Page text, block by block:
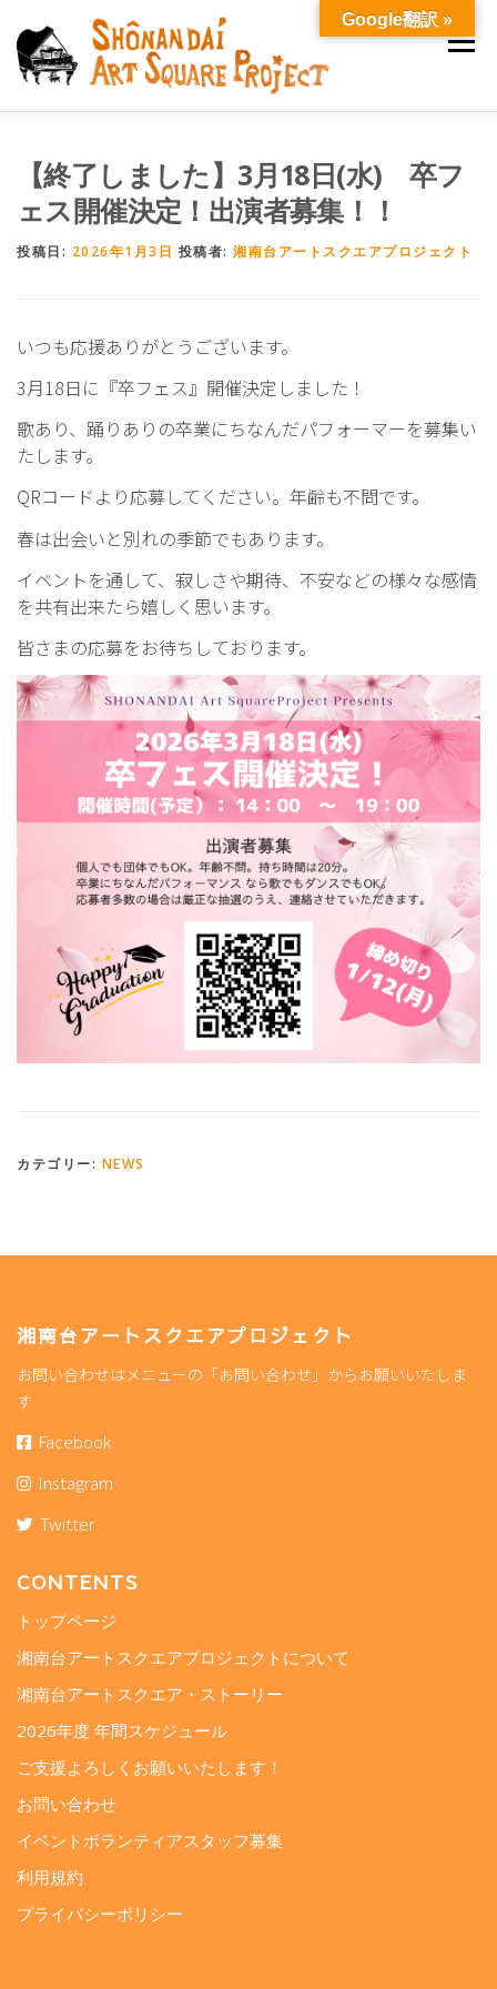
ツ
メニ
【終了しました】3月18日(水) 卒フ
ェス開催決定！出演者募集！！
投稿日: 2026年1月3日 投稿者: 湘南台アートスクエアプロジェクト
いつも応援ありがとうございます。
3月18日に『卒フェス』開催決定しました！
歌あり、踊りありの卒業にちなんだパフォーマーを募集い
たします。
QRコードより応募してください。年齢も不問です。
春は出会いと別れの季節でもあります。
イベントを通して、寂しさや期待、不安などの様々な感情
を共有出来たら嬉しく思います。
皆さまの応募をお待ちしております。
カテゴリー: NEWS
湘南台アートスクエアプロジェクト
お問い合わせはメニューの「お問い合わせ」からお願いいたしま
す
Facebook
Instagram
Twitter
CONTENTS
トップページ
湘南台アートスクエアプロジェクトについて
湘南台アートスクエア・ストーリー
2026年度 年間スケジュール
ご支援よろしくお願いいたします！
お問い合わせ
イベントボランティアスタッフ募集
利用規約
プライバシーポリシー
Google翻訳 »